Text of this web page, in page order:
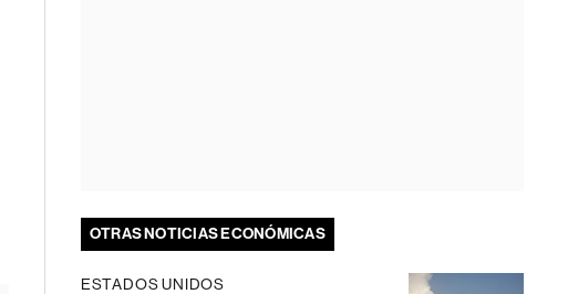
OTRAS NOTICIAS ECONÓMICAS
ESTADOS UNIDOS